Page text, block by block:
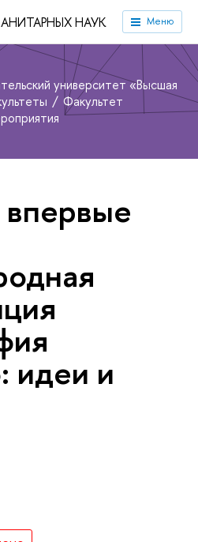
НАУК Меню
университет «Высшая
Факультет
идеи и